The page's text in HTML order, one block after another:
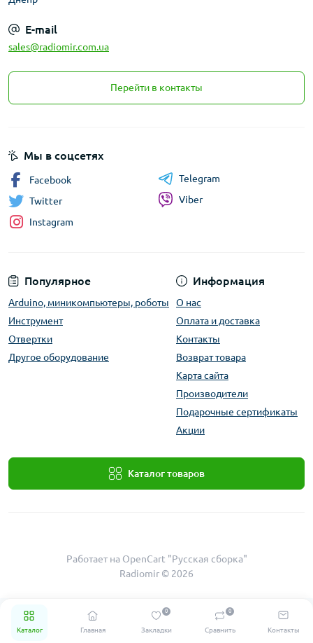
Каталог Главная Закладки
0
Сравнить
0
Контакты
E-mail
sales@radiomir.com.ua
Перейти в контакты
Популярное
Arduino, миникомпьютеры, роботы
Инструмент
Отвертки
Другое оборудование
Информация
О нас
Оплата и доставка
Контакты
Возврат товара
Карта сайта
Производители
Подарочные сертификаты
Акции
Каталог товаров
Мы в соцсетях
Facebook
Twitter
Instagram
Telegram
Viber
Работает на OpenCart "Русская сборка"
Radiomir © 2026